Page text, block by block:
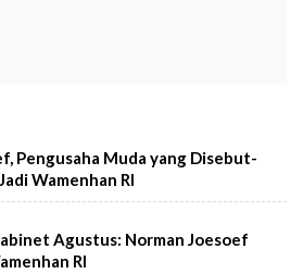
Pengusaha Muda yang Disebut-
Wamenhan RI
Agustus: Norman Joesoef
RI